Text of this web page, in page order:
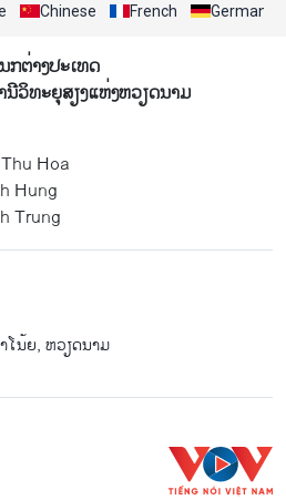
Chinese French German
ກຕ່າງປະເທດ
ນີວິທະຍຸສຽງແຫ່ງຫວຽດນາມ
Hoa
Hung
Trung
ໂນ້ຍ, ຫວຽດນາມ